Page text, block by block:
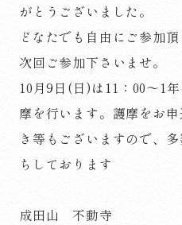
がとうございました。
どなたでも自由にご参加
次回ご参加下さいませ。
10月9日(日)は11：00～1
摩を行います。護摩をお
き等もございますので、
ちしております
成田山 不動寺